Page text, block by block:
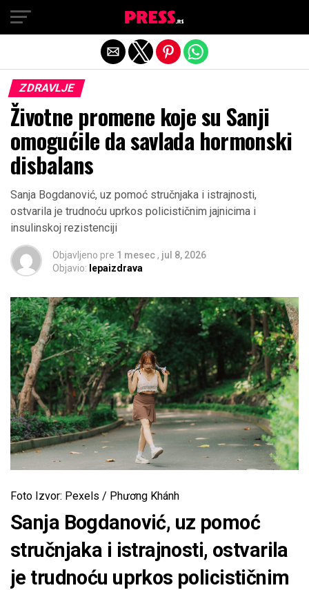
ZDRAVLJE
Životne promene koje su Sanji
omogućile da savlada hormonski
disbalans
Sanja Bogdanović, uz pomoć stručnjaka i istrajnosti,
ostvarila je trudnoću uprkos policističnim jajnicima i
insulinskoj rezistenciji
Objavljeno pre 1 mesec , jul 8, 2026
Objavio: lepaizdrava
Foto Izvor: Pexels / Phương Khánh
Sanja Bogdanović, uz pomoć
stručnjaka i istrajnosti, ostvarila
je trudnoću uprkos policističnim
Exit mobile version